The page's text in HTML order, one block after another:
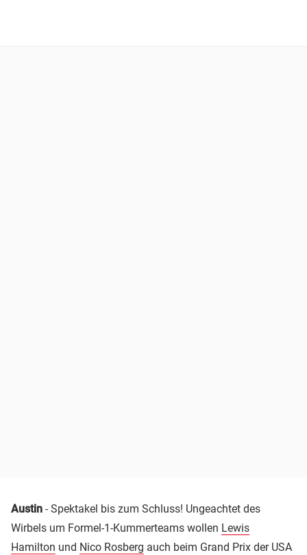
Austin - Spektakel bis zum Schluss! Ungeachtet des
Wirbels um Formel-1-Kummerteams wollen Lewis
Hamilton und Nico Rosberg auch beim Grand Prix der USA